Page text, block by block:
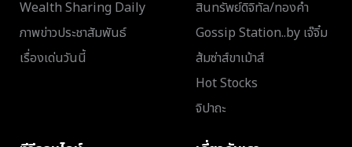
Wealth Sharing Daily
ภาพข่าวประชาสัมพันธ์
เรื่องเด่นวันนี้
สินทรัพย์ดิจิทัล/ทองคำ
Gossip Station..by เจ๊จิ๋ม
ส้มซ่าส์ขาเม้าส์
Hot Stocks
จิปาถะ